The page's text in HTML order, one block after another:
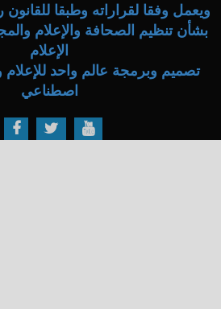
بشأن تنظيم الصحافة والإعلام
الإعلام
تصميم وبرمجة عالم واحد للإعلام
اصطناعي